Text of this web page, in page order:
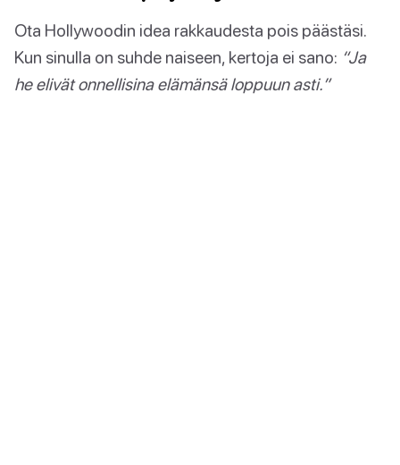
Ota Hollywoodin idea rakkaudesta pois päästäsi.
Kun sinulla on suhde naiseen, kertoja ei sano: “Ja
he elivät onnellisina elämänsä loppuun asti.”